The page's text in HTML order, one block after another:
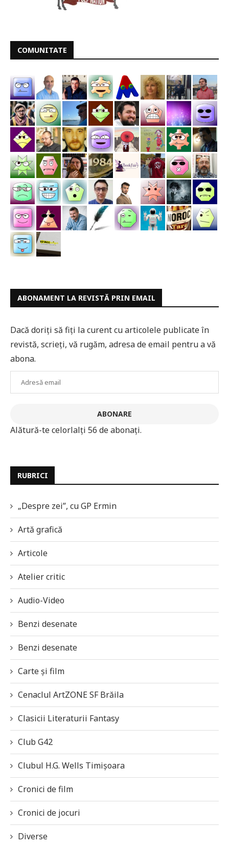
COMUNITATE
ABONAMENT LA REVISTĂ PRIN EMAIL
Dacă doriți să fiți la curent cu articolele publicate în
revistă, scrieți, vă rugăm, adresa de email pentru a vă
abona.
ABONARE
Alătură-te celorlalți 56 de abonați.
RUBRICI
„Despre zei”, cu GP Ermin
Artă grafică
Articole
Atelier critic
Audio-Video
Benzi desenate
Benzi desenate
Carte și film
Cenaclul ArtZONE SF Brăila
Clasicii Literaturii Fantasy
Club G42
Clubul H.G. Wells Timișoara
Cronici de film
Cronici de jocuri
Diverse